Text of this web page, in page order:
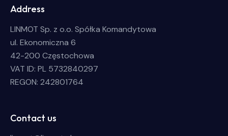
Address
LINMOT Sp. z o.o. Spółka Komandytowa
ul. Ekonomiczna 6
42-200 Częstochowa
VAT ID: PL 5732840297
REGON: 242801764
Contact us